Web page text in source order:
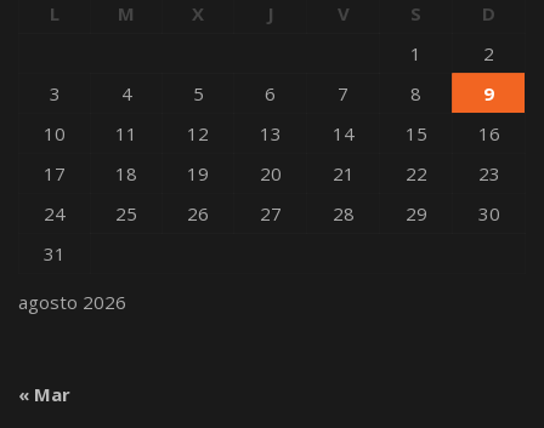
agosto 2026
L M X J V S
D
1
2
3
4 5 6 7 8
9
10
11 12 13 14 15
16
17
18 19 20 21 22
23
24
25 26 27 28 29
30
31
« Mar